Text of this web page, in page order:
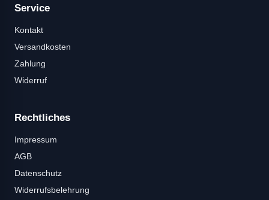
Service
Kontakt
Versandkosten
Zahlung
Widerruf
Rechtliches
Impressum
AGB
Datenschutz
Widerrufsbelehrung